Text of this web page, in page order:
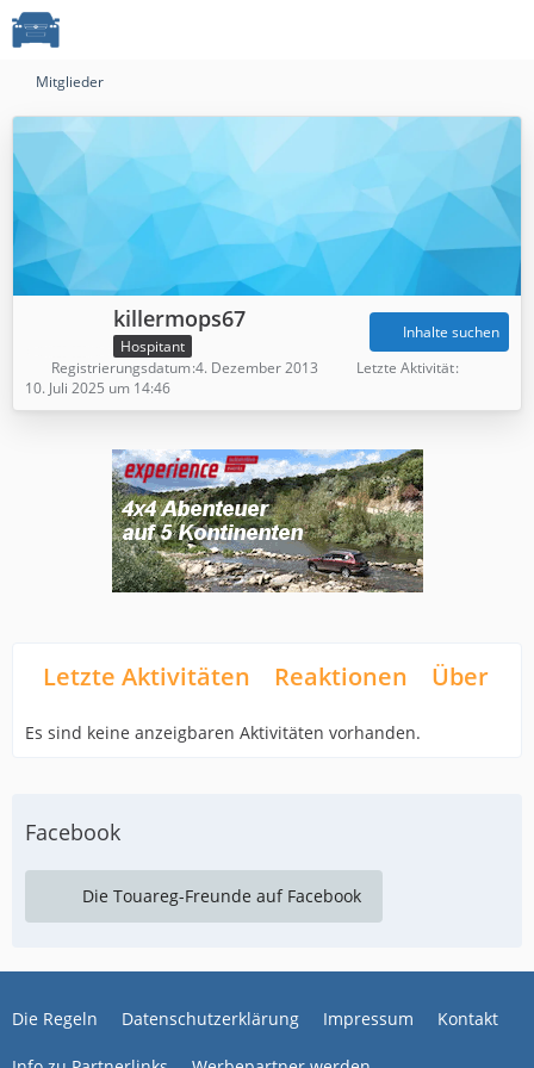
Mitglieder
killermops67
Hospitant
Inhalte suchen
Registrierungsdatum 4. Dezember 2013
Letzte Aktivität
10. Juli 2025 um 14:46
Letzte Aktivitäten Reaktionen Über
Es sind keine anzeigbaren Aktivitäten vorhanden.
Facebook
Die Touareg-Freunde auf Facebook
Die Regeln Datenschutzerklärung Impressum Kontakt